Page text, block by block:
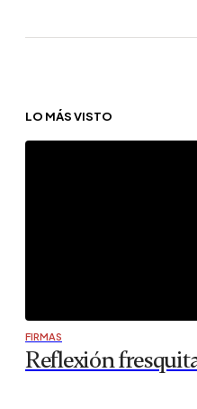
LO MÁS VISTO
FIRMAS
Reflexión